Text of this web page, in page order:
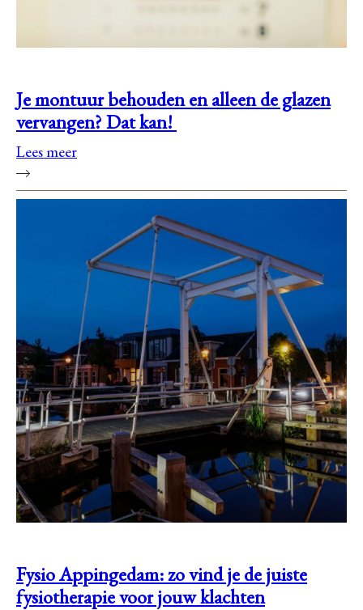
Je montuur behouden en alleen de glazen
vervangen? Dat kan!
Lees meer
Fysio Appingedam: zo vind je de juiste
fysiotherapie voor jouw klachten